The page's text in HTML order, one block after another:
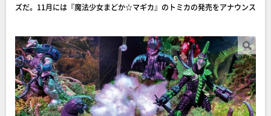
ズだ。11月には『魔法少女まどか☆マギカ』のトミカの発売をアナウンス